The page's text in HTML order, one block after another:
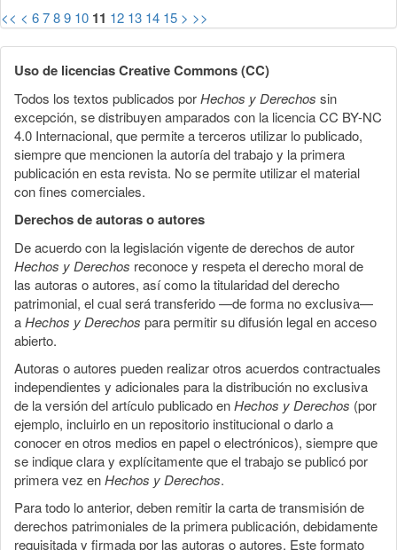
<< < 6789 10 11 12 13 14 15 > >>
Uso de licencias Creative Commons (CC)
Todos los textos publicados porHechos y Derechos sin
excepción, se distribuyen amparados con la licencia CC BY-NC
4.0 Internacional, que permite a terceros utilizar lo publicado,
siempre que mencionen la autoría del trabajo y la primera
publicación en esta revista. No se permite utilizar el material
con fines comerciales.
Derechos de autoras o autores
De acuerdo con la legislación vigente de derechos de autor
Hechos y Derechos reconoce y respeta el derecho moral de
las autoras o autores, así como la titularidad del derecho
patrimonial, el cual será transferido —de forma no exclusiva—
aHechos y Derechos para permitir su difusión legal en acceso
abierto.
Autoras o autores pueden realizar otros acuerdos contractuales
independientes y adicionales para la distribución no exclusiva
de la versión del artículo publicado enHechos y Derechos (por
ejemplo, incluirlo en un repositorio institucional o darlo a
conocer en otros medios en papel o electrónicos), siempre que
se indique clara y explícitamente que el trabajo se publicó por
primera vez enHechos y Derechos.
Para todo lo anterior, deben remitir la carta de transmisión de
derechos patrimoniales de la primera publicación, debidamente
requisitada y firmada por las autoras o autores. Este formato